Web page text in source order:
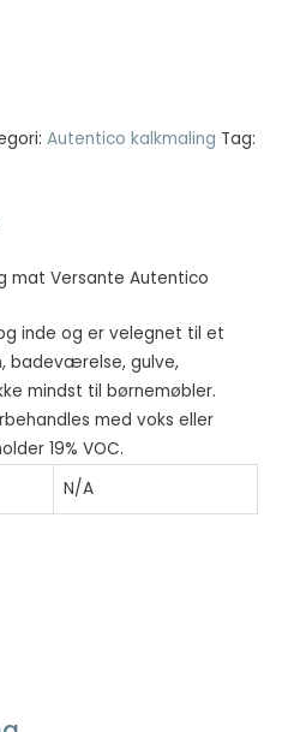
Autentico kalkmaling Tag:
mat Versante Autentico
inde og er velegnet til et
badeværelse, gulve,
mindst til børnemøbler.
med voks eller
19% VOC.
N/A